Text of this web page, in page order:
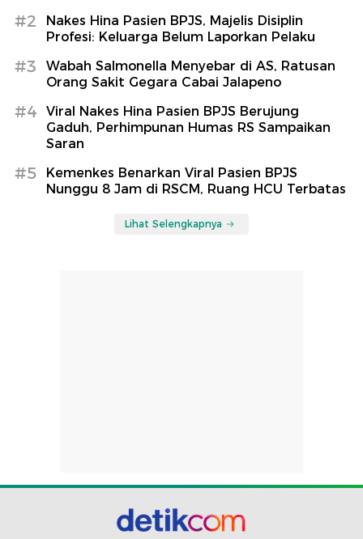
#2
Nakes Hina Pasien BPJS, Majelis Disiplin
Profesi: Keluarga Belum Laporkan Pelaku
#3
Wabah Salmonella Menyebar di AS, Ratusan
Orang Sakit Gegara Cabai Jalapeno
#4
Viral Nakes Hina Pasien BPJS Berujung
Gaduh, Perhimpunan Humas RS Sampaikan
Saran
#5
Kemenkes Benarkan Viral Pasien BPJS
Nunggu 8 Jam di RSCM, Ruang HCU Terbatas
Lihat Selengkapnya